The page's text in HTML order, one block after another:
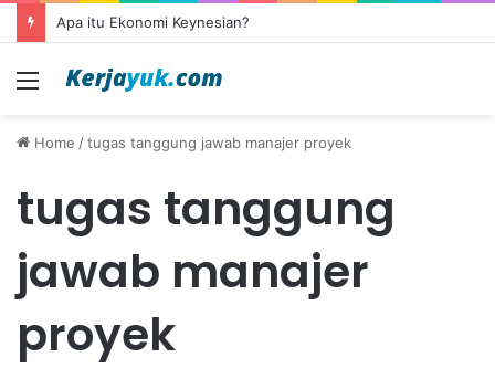
Apa itu Ekonomi Keynesian?
Menu
Home /tugas tanggung jawab manajer proyek
tugas tanggung
jawab manajer
proyek